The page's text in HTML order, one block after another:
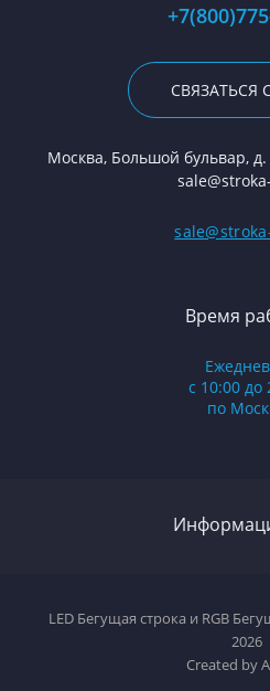
СВЯЗАТЬСЯ
Москва, Большой бульвар,
Условия
Время
с 10:00 до
по
LED Бегущая строка и RGB
2026
Created by